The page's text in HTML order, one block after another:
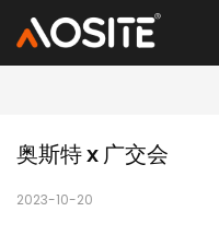
奥斯特 x 广交会
2023-10-20